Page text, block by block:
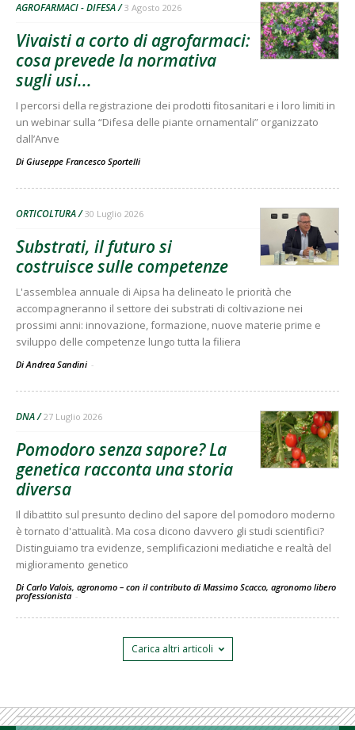
AGROFARMACI - DIFESA 3 Agosto 2026
Vivaisti a corto di agrofarmaci:
cosa prevede la normativa
sugli usi...
I percorsi della registrazione dei prodotti fitosanitari e i loro limiti in
un webinar sulla “Difesa delle piante ornamentali” organizzato
dall’Anve
Di Giuseppe Francesco Sportelli
ORTICOLTURA 30 Luglio 2026
Substrati, il futuro si
costruisce sulle competenze
L'assemblea annuale di Aipsa ha delineato le priorità che
accompagneranno il settore dei substrati di coltivazione nei
prossimi anni: innovazione, formazione, nuove materie prime e
sviluppo delle competenze lungo tutta la filiera
Di Andrea Sandini -
DNA 27 Luglio 2026
Pomodoro senza sapore? La
genetica racconta una storia
diversa
Il dibattito sul presunto declino del sapore del pomodoro moderno
è tornato d'attualità. Ma cosa dicono davvero gli studi scientifici?
Distinguiamo tra evidenze, semplificazioni mediatiche e realtà del
miglioramento genetico
Di Carlo Valois, agronomo – con il contributo di Massimo Scacco, agronomo libero
professionista -
Carica altri articoli